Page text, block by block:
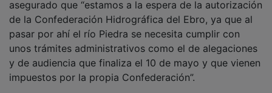
asegurado que “estamos a la espera de la autorización
de la Confederación Hidrográfica del Ebro, ya que al
pasar por ahí el río Piedra se necesita cumplir con
unos trámites administrativos como el de alegaciones
y de audiencia que finaliza el 10 de mayo y que vienen
impuestos por la propia Confederación”.